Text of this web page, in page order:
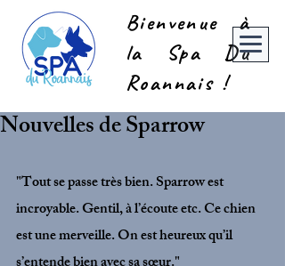
Bienvenue à
la Spa Du
Roannais !
Nouvelles de Sparrow
"Tout se passe très bien. Sparrow est
incroyable. Gentil, à l’écoute etc. Ce chien
est une merveille. On est heureux qu’il